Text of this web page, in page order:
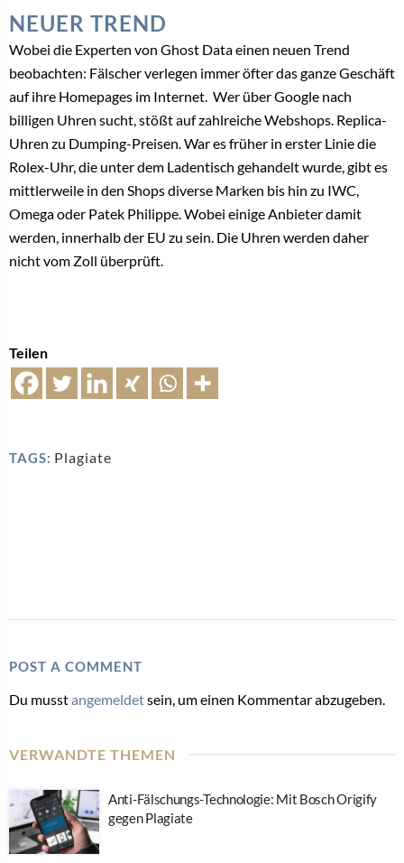
NEUER TREND
Wobei die Experten von Ghost Data einen neuen Trend
beobachten: Fälscher verlegen immer öfter das ganze Geschäft
auf ihre Homepages im Internet. Wer über Google nach
billigen Uhren sucht, stößt auf zahlreiche Webshops. Replica-
Uhren zu Dumping-Preisen. War es früher in erster Linie die
Rolex-Uhr, die unter dem Ladentisch gehandelt wurde, gibt es
mittlerweile in den Shops diverse Marken bis hin zu IWC,
Omega oder Patek Philippe. Wobei einige Anbieter damit
werden, innerhalb der EU zu sein. Die Uhren werden daher
nicht vom Zoll überprüft.
Teilen
TAGS: Plagiate
POST A COMMENT
Du musstangemeldetsein, um einen Kommentar abzugeben.
VERWANDTE THEMEN
Anti-Fälschungs-Technologie: Mit Bosch Origify
gegen Plagiate